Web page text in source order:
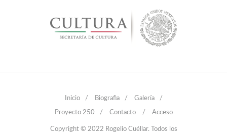
Inicio / Biografia / Galería /
Proyecto 250 / Contacto / Acceso
Copyright © 2022 Rogelio Cuéllar. Todos los